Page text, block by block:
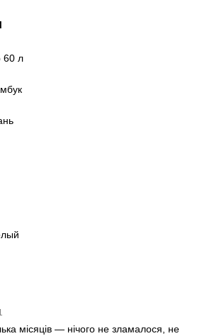
60 л
місяців — нічого не зламалося, не